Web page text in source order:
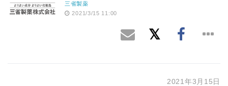
三省製薬
2021/3/15 11:00
2021年3月15日